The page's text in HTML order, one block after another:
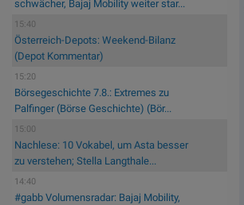
schwächer, Bajaj Mobility weiter star...
15:40
Österreich-Depots: Weekend-Bilanz
(Depot Kommentar)
15:20
Börsegeschichte 7.8.: Extremes zu
Palfinger (Börse Geschichte) (Bör...
15:00
Nachlese: 10 Vokabel, um Asta besser
zu verstehen; Stella Langthale...
14:40
#gabb Volumensradar: Bajaj Mobility,